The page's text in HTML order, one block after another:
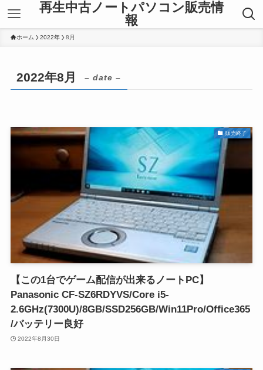
再生中古ノートパソコン販売情
報
ホーム 2022年 8月
2022年8月 – date –
販売終了
【この1台でゲーム配信が出来るノートPC】
Panasonic CF-SZ6RDYVS/Core i5-
2.6GHz(7300U)/8GB/SSD256GB/Win11Pro/Office365
/バッテリー良好
2022年8月30日